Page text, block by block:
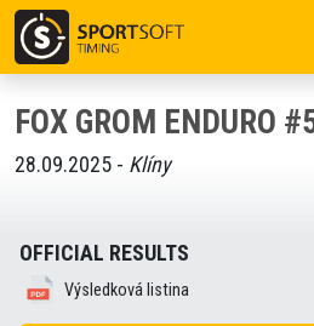
FOX GROM ENDURO
28.09.2025 - Klíny
OFFICIAL RESULTS
Výsledková listina